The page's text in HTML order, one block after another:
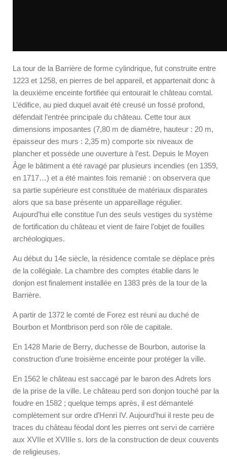
La tour de la Barrière de forme cylindrique, fut construite entre
1223 et 1258, en pierres de bel appareil, et appartenait donc à
la deuxième enceinte fortifiée qui entourait le château comtal.
L’édifice, au pied duquel avait été creusé un fossé profond,
défendait l’entrée principale du château. Cette tour aux
dimensions imposantes (7,80 m de diamètre, hauteur : 20 m,
épaisseur des murs : 2,35 m) comporte six niveaux de
plancher et possède une ouverture à l’est. Depuis le Moyen
Âge le bâtiment a été ravagé par plusieurs incendies (en 1359,
en 1717…) et a été maintes fois remanié : on observera que
sa partie supérieure est constituée de matériaux disparates
alors que sa base présente un appareillage régulier.
Aujourd’hui elle constitue l’un des seuls vestiges du système
de fortification du château et vient de faire l’objet de fouilles
archéologiques.
Au début du 14e siècle, la résidence comtale se déplace près
de la collégiale. La chambre des comptes établie dans le
donjon est finalement installée en 1383 près de la tour de la
Barrière.
A partir de 1372 le comté de Forez est réuni au duché de
Bourbon et Montbrison perd son rôle de capitale.
En 1428 Marie de Berry, duchesse de Bourbon, autorise la
construction d’une troisième enceinte pour protéger la ville.
En 1562 le château est saccagé par le baron des Adrets lors
de la prise de la ville. Le château perd son donjon touché par la
foudre en 1582 ; quelque temps après, il est démantelé
complètement sur ordre d’Henri IV. Aujourd’hui il reste peu de
traces du château féodal dont les pierres ont servi de carrière
aux XVIIe et XVIIIe s. lors de la construction de deux couvents
de religieuses.